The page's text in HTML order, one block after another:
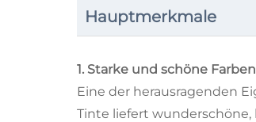
Hauptmerkmale
1. Starke und schöne Farben
Eine der herausragenden
Tinte liefert wunderschöne,